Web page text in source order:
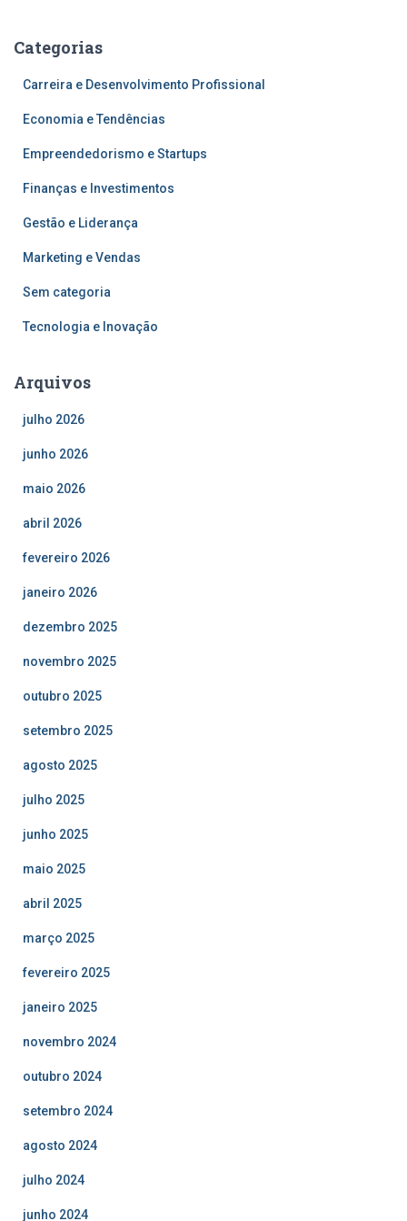
Categorias
Carreira e Desenvolvimento Profissional
Economia e Tendências
Empreendedorismo e Startups
Finanças e Investimentos
Gestão e Liderança
Marketing e Vendas
Sem categoria
Tecnologia e Inovação
Arquivos
julho 2026
junho 2026
maio 2026
abril 2026
fevereiro 2026
janeiro 2026
dezembro 2025
novembro 2025
outubro 2025
setembro 2025
agosto 2025
julho 2025
junho 2025
maio 2025
abril 2025
março 2025
fevereiro 2025
janeiro 2025
novembro 2024
outubro 2024
setembro 2024
agosto 2024
julho 2024
junho 2024